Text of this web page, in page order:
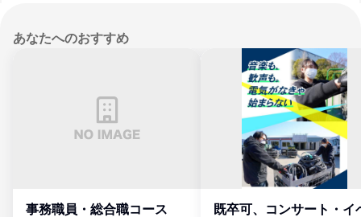
あなたへのおすすめ
事務職員・総合職コース
既卒可、コンサート・イ